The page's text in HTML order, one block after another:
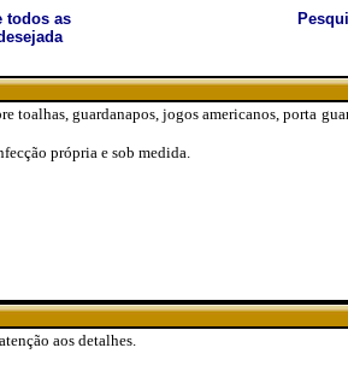
todos as
toalhas, guardanapos, jogos americanos, porta
própria e sob medida.
aos detalhes.